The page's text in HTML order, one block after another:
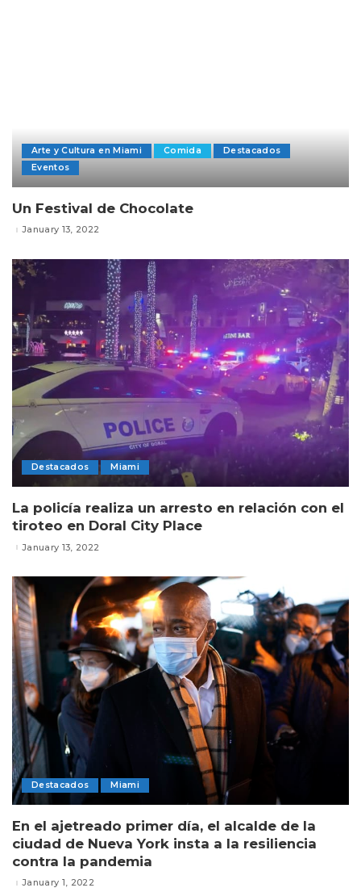
Arte y Cultura en Miami Comida
Destacados
Eventos
Un Festival de Chocolate
January 13, 2022
Destacados Miami
La policía realiza un arresto en relación con el
tiroteo en Doral City Place
January 13, 2022
Destacados Miami
En el ajetreado primer día, el alcalde de la
ciudad de Nueva York insta a la resiliencia
contra la pandemia
January 1, 2022